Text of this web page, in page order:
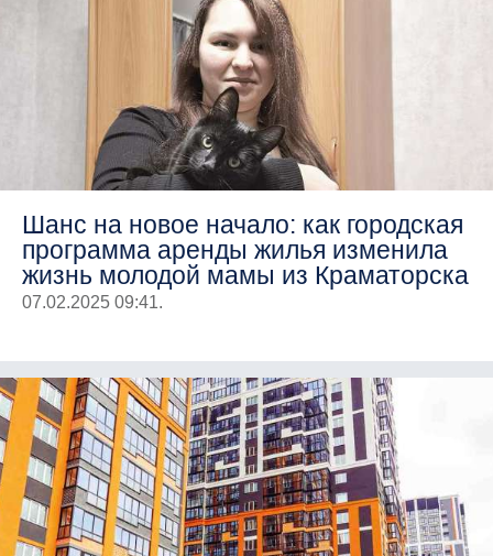
Шанс на новое начало: как городская
программа аренды жилья изменила
жизнь молодой мамы из Краматорска
07.02.2025 09:41.